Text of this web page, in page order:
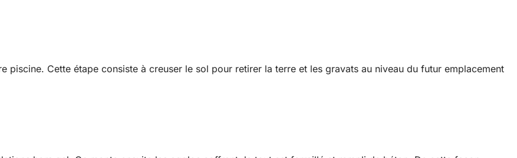
piscine. Cette étape consiste à creuser le sol pour retirer la terre et les gravats au niveau du futur emplacement